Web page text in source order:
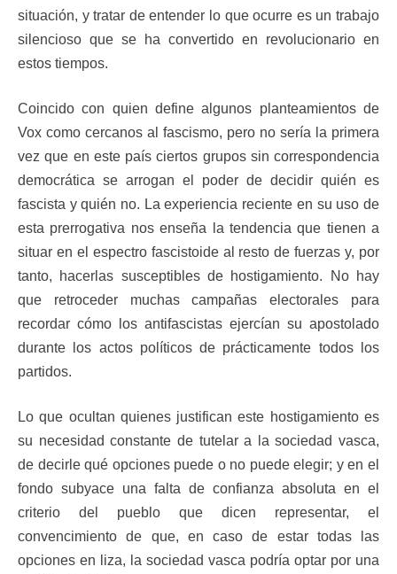
situación, y tratar de entender lo que ocurre es un trabajo
silencioso que se ha convertido en revolucionario en
estos tiempos.
Coincido con quien define algunos planteamientos de
Vox como cercanos al fascismo, pero no sería la primera
vez que en este país ciertos grupos sin correspondencia
democrática se arrogan el poder de decidir quién es
fascista y quién no. La experiencia reciente en su uso de
esta prerrogativa nos enseña la tendencia que tienen a
situar en el espectro fascistoide al resto de fuerzas y, por
tanto, hacerlas susceptibles de hostigamiento. No hay
que retroceder muchas campañas electorales para
recordar cómo los antifascistas ejercían su apostolado
durante los actos políticos de prácticamente todos los
partidos.
Lo que ocultan quienes justifican este hostigamiento es
su necesidad constante de tutelar a la sociedad vasca,
de decirle qué opciones puede o no puede elegir; y en el
fondo subyace una falta de confianza absoluta en el
criterio del pueblo que dicen representar, el
convencimiento de que, en caso de estar todas las
opciones en liza, la sociedad vasca podría optar por una